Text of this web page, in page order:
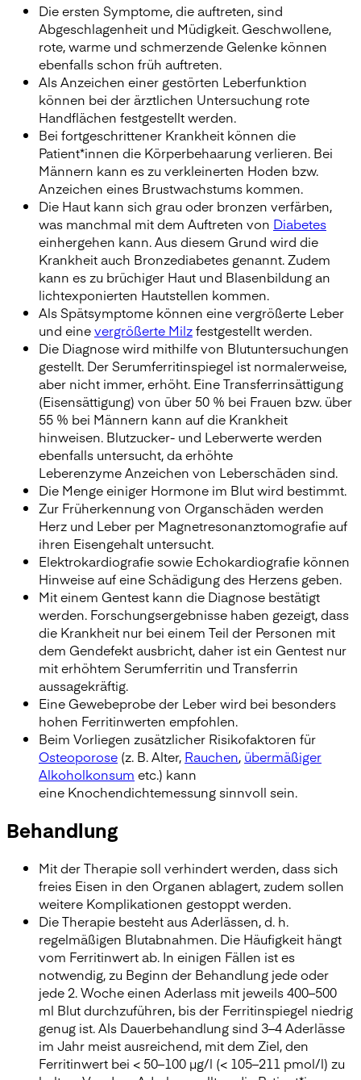
Die ersten Symptome, die auftreten, sind
Abgeschlagenheit und Müdigkeit. Geschwollene,
rote, warme und schmerzende Gelenke können
ebenfalls schon früh auftreten.
Als Anzeichen einer gestörten Leberfunktion
können bei der ärztlichen Untersuchung rote
Handflächen festgestellt werden.
Bei fortgeschrittener Krankheit können die
Patient*innen die Körperbehaarung verlieren. Bei
Männern kann es zu verkleinerten Hoden bzw.
Anzeichen eines Brustwachstums kommen.
Die Haut kann sich grau oder bronzen verfärben,
was manchmal mit dem Auftreten von Diabetes
einhergehen kann. Aus diesem Grund wird die
Krankheit auch Bronzediabetes genannt. Zudem
kann es zu brüchiger Haut und Blasenbildung an
lichtexponierten Hautstellen kommen.
Als Spätsymptome können eine vergrößerte Leber
und einevergrößerte Milzfestgestellt werden.
Die Diagnose wird mithilfe von Blutuntersuchungen
gestellt. DerSerumferritinspiegel ist normalerweise,
aber nicht immer, erhöht. Eine Transferrinsättigung
(Eisensättigung) von über 50 % bei Frauen bzw. über
55 % bei Männern kann auf die Krankheit
hinweisen. Blutzucker- und Leberwerte werden
ebenfalls untersucht, da erhöhte
Leberenzyme Anzeichen von Leberschäden sind.
Die Menge einiger Hormone im Blut wird bestimmt.
Zur Früherkennung von Organschäden werden
Herz und Leber per Magnetresonanztomografie auf
ihren Eisengehalt untersucht.
Elektrokardiografie sowie Echokardiografie können
Hinweise auf eine Schädigung des Herzens geben.
Mit einem Gentest kann die Diagnose bestätigt
werden. Forschungsergebnisse haben gezeigt, dass
die Krankheit nur bei einem Teil der Personen mit
dem Gendefekt ausbricht, daher ist ein Gentest nur
mit erhöhtem Serumferritin und Transferrin
aussagekräftig.
Eine Gewebeprobe der Leber wird bei besonders
hohen Ferritinwerten empfohlen.
Beim Vorliegen zusätzlicher Risikofaktoren für
Osteoporose (z. B. Alter, Rauchen, übermäßiger
Alkoholkonsum etc.) kann
eine Knochendichtemessung sinnvoll sein.
Behandlung
Mit der Therapie soll verhindert werden, dass sich
freies Eisen in den Organen ablagert, zudem sollen
weitere Komplikationen gestoppt werden.
Die Therapie besteht aus Aderlässen, d. h.
regelmäßigen Blutabnahmen. Die Häufigkeit hängt
vom Ferritinwert ab. In einigen Fällen ist es
notwendig, zu Beginn der Behandlung jede oder
jede 2. Woche einen Aderlass mit jeweils 400–500
ml Blut durchzuführen, bis der Ferritinspiegel niedrig
genug ist. Als Dauerbehandlung sind 3–4 Aderlässe
im Jahr meist ausreichend, mit dem Ziel, den
Ferritinwert bei < 50–100 µg/l (< 105–211 pmol/l) zu